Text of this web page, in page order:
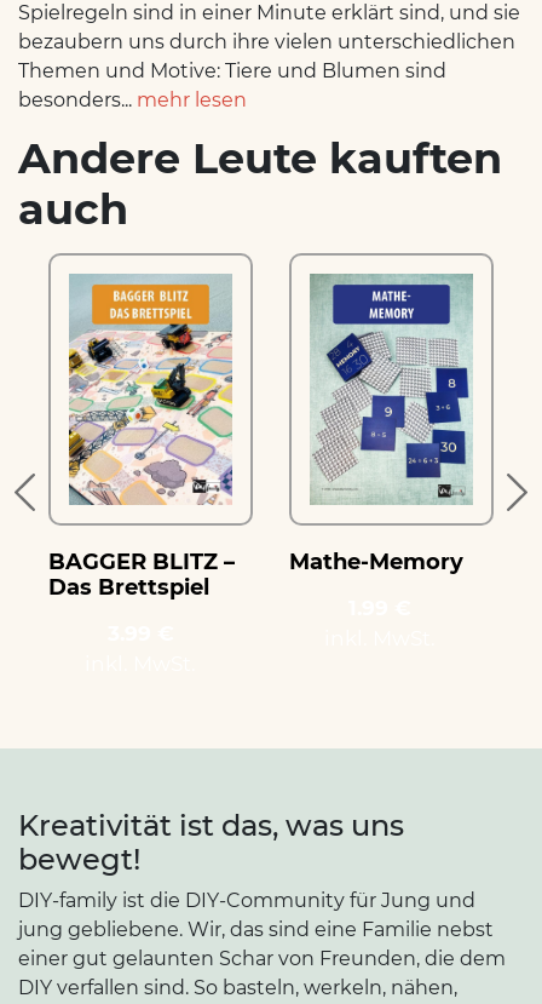
Spielregeln sind in einer Minute erklärt sind, und sie
bezaubern uns durch ihre vielen unterschiedlichen
Themen und Motive: Tiere und Blumen sind
besonders... mehr lesen
Andere Leute kauften
auch
BAGGER BLITZ –
Das Brettspiel
Mathe-Memory
Kreativität ist das, was uns
bewegt!
DIY-family ist die DIY-Community für Jung und
jung gebliebene. Wir, das sind eine Familie nebst
einer gut gelaunten Schar von Freunden, die dem
DIY verfallen sind. So basteln, werkeln, nähen,